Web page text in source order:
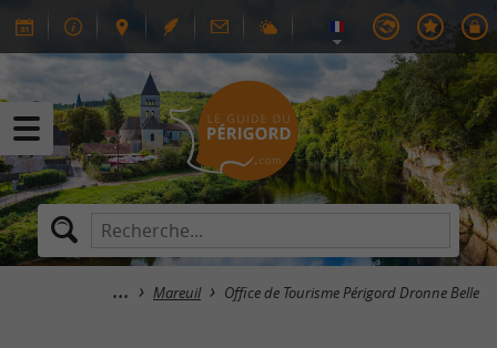
Mareuil Office de Tourisme Périgord Dronne Belle